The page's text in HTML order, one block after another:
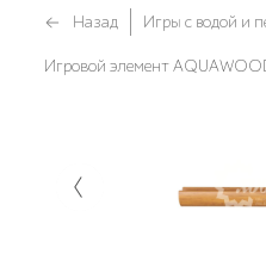
Назад Игры с водой и
Игровой элемент